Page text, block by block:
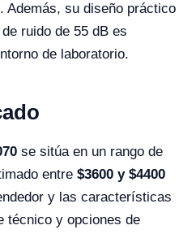
Además, su diseño práctico
ruido de 55 dB es
de laboratorio.
se sitúa en un rango de
entre $3600 y $4400
y las características
técnico y opciones de